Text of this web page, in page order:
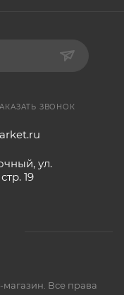
ЗВОНОК
ул.
19
Все права